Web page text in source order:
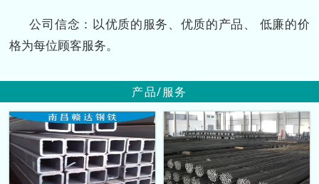
公司信念：以优质的服务、优质的产品、 低廉的价
格为每位顾客服务。
产品/服务